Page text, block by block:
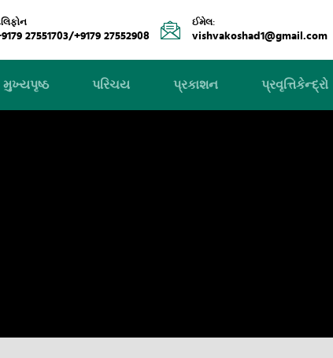
27551703/+9179 27552908
ઈમેલ:
vishvakoshad1@gmail.com
મુખ્યપૃષ્ઠ પરિચય પ્રકાશન પ્રવૃત્તિકેન્દ્રો